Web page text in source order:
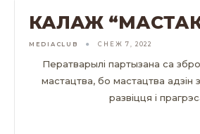
КАЛАЖ
MEDIACLUB СНЕЖ 7, 2022
Ператварылі партызана са
мастацтва, бо мастацтва адзін з
развіцця і